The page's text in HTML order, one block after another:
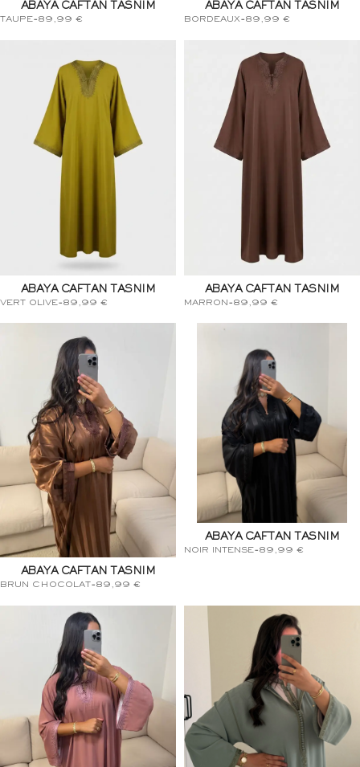
ABAYA CAFTAN TASNIM
TAUPE- 89,99 €
ABAYA CAFTAN TASNIM
BORDEAUX - 89,99 €
ABAYA CAFTAN TASNIM
VERT OLIVE- 89,99 €
ABAYA CAFTAN TASNIM
MARRON - 89,99 €
ABAYA CAFTAN TASNIM
BRUN CHOCOLAT- 89,99 €
ABAYA CAFTAN TASNIM
NOIR INTENSE- 89,99 €